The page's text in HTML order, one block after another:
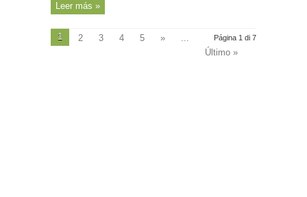
Leer más »
Página 1 di 7
1 2 3 4 5 »
...
Último »